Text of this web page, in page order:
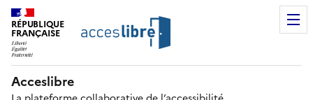
RÉPUBLIQUE
FRANÇAISE
Acceslibre